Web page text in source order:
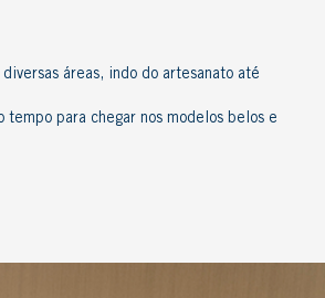
áreas, indo do artesanato até
para chegar nos modelos belos e